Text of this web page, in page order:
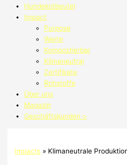
Hundekotbeutel
Impact
Purpose
Werte
Kompostierbar
Klimaneutral
Zertifikate
Rohstoffe
Über uns
Magazin
Geschäftskunden >
Impacts » Klimaneutrale